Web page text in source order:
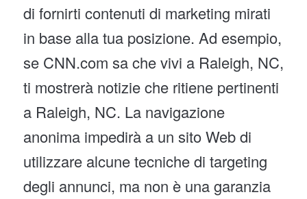
di fornirti contenuti di marketing mirati
in base alla tua posizione. Ad esempio,
se CNN.com sa che vivi a Raleigh, NC,
ti mostrerà notizie che ritiene pertinenti
a Raleigh, NC. La navigazione
anonima impedirà a un sito Web di
utilizzare alcune tecniche di targeting
degli annunci, ma non è una garanzia